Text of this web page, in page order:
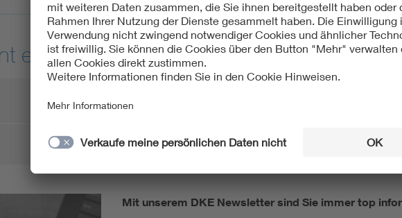
entspricht:
Europäisch
EN IEC 63254:2022-11 IEC 63254:2022-09
Mit unserem DKE Newsletter sind Sie immer top